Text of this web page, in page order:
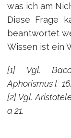
was ich am
Diese Frage
beantwortet
Wissen ist ein
[1] Vgl.
Aphorismus I.
[2] Vgl.
a 21.